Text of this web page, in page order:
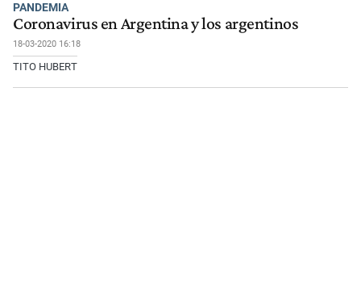
PANDEMIA
Coronavirus en Argentina y los argentinos
18-03-2020 16:18
TITO HUBERT